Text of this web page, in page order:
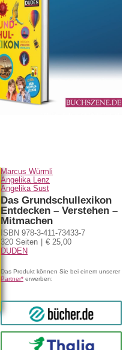
Marcus Würmli
Angelika Lenz
Angelika Sust
Das Grundschullexikon
Entdecken – Verstehen –
Mitmachen
ISBN 978-3-411-73433-7
320 Seiten
€ 25,00
DUDEN
Das Produkt können Sie bei einem unserer
Partner* erwerben:
bücher.de
Thalia